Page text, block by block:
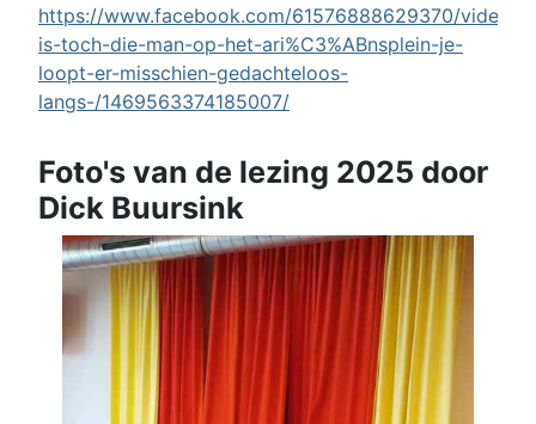
https://www.facebook.com/61576888629370/videos/
is-toch-die-man-op-het-ari%C3%ABnsplein-je-
loopt-er-misschien-gedachteloos-
langs-/1469563374185007/
Foto's van de lezing 2025 door
Dick Buursink